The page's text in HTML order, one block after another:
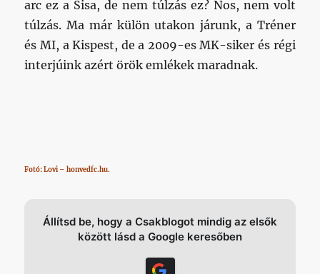
arc ez a Sisa, de nem túlzás ez? Nos, nem volt
túlzás. Ma már külön utakon járunk, a Tréner
és MI, a Kispest, de a 2009-es MK-siker és régi
interjúink azért örök emlékek maradnak.
Fotó: Lovi – honvedfc.hu.
Állítsd be, hogy a Csakblogot mindig az elsők
között lásd a Google keresőben